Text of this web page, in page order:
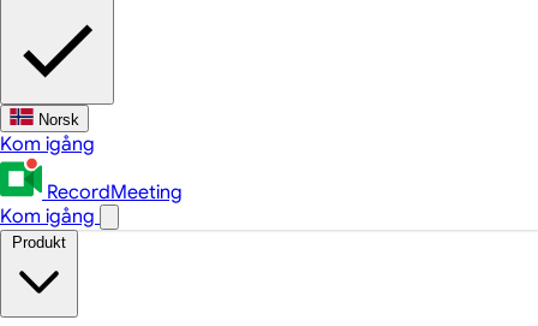
Norsk
Kom igång
RecordMeeting
Kom igång